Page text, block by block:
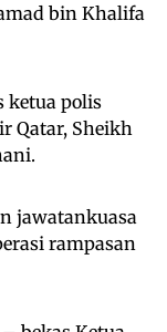
bin Khalifa
ketua polis
Qatar, Sheikh
jawatankuasa
rampasan